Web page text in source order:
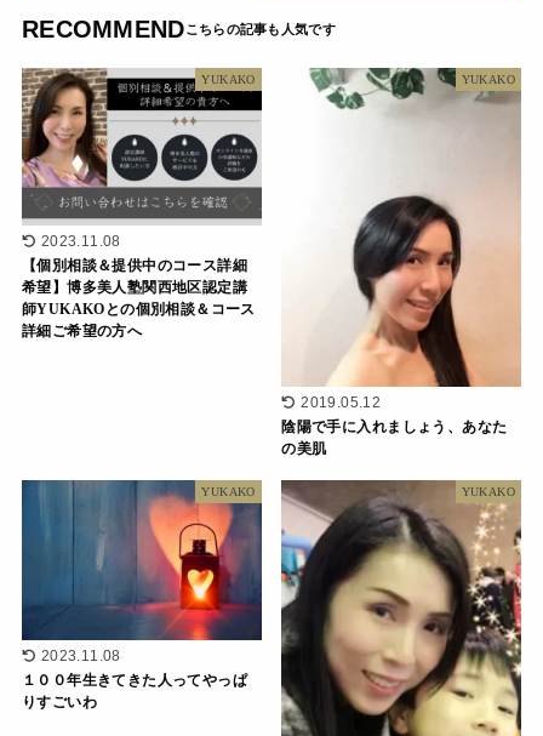
RECOMMEND
YUKAKO
2023.11.08
【個別相談＆提供中のコース詳細
希望】博多美人塾関西地区認定講
師YUKAKOとの個別相談＆コース
詳細ご希望の方へ
YUKAKO
2019.05.12
陰陽で手に入れましょう、あなた
の美肌
YUKAKO
2023.11.08
１００年生きてきた人ってやっぱ
りすごいわ
YUKAKO